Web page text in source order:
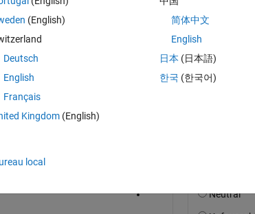
vous pour répondre à cette question.
Connectez-vous pour suivre l’activité
le 5 Nov 2024
(English)
Deutsch
English
Français
Kingdom(English)
简体中文
English
日本 (日本語)
한국 (한국어)
local